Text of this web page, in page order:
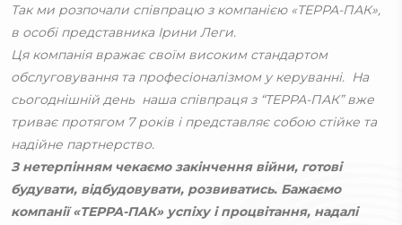
Так ми розпочали співпрацю з компанією «ТЕРРА-ПАК»,
в особі представника Ірини Леги.
Ця компанія вражає своїм високим стандартом
обслуговування та професіоналізмом у керуванні. На
сьогоднішній день наша співпраця з “ТЕРРА-ПАК” вже
триває протягом 7 років і представляє собою стійке та
надійне партнерство.
З нетерпінням чекаємо закінчення війни, готові
будувати, відбудовувати, розвиватись. Бажаємо
компанії «ТЕРРА-ПАК» успіху і процвітання, надалі